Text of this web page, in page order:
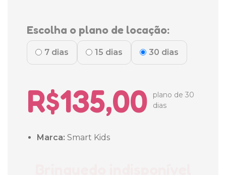
Escolha o plano de locação:
7 dias 15 dias 30 dias
R$135,00
plano de 30
dias
Marca: Smart Kids